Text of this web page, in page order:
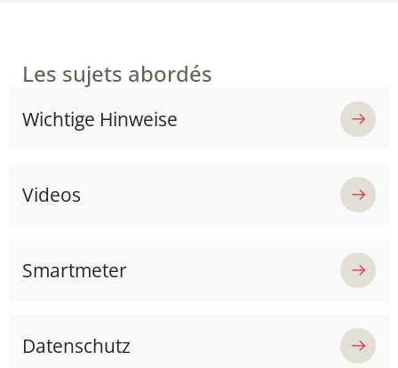
Les sujets abordés
Wichtige Hinweise
Videos
Smartmeter
Datenschutz